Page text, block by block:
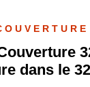
dans le